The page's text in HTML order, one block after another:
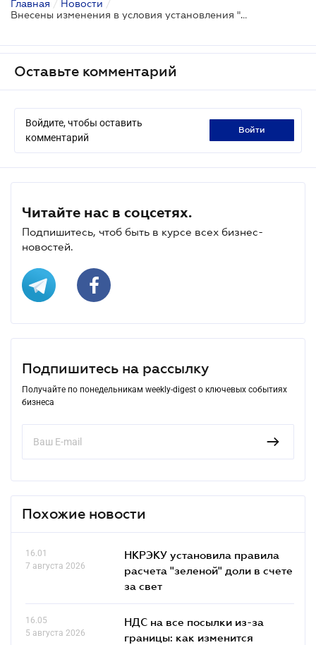
Главная / Новости /
Внесены изменения в условия установления "зеленого" тарифа
Оставьте комментарий
Войдите, чтобы оставить
комментарий
войти
Читайте нас в соцсетях.
Подпишитесь, чтоб быть в курсе всех бизнес-
новостей.
Подпишитесь на рассылку
Получайте по понедельникам weekly-digest о ключевых событиях
бизнеса
Похожие новости
16.01
7 августа 2026
НКРЭКУ установила правила
расчета "зеленой" доли в счете
за свет
16.05
5 августа 2026
НДС на все посылки из-за
границы: как изменится